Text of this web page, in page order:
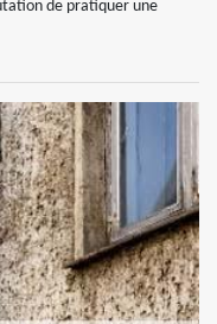
de pratiquer une